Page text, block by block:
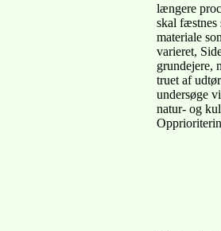
længere
skal fæstnes
materiale
varieret,
grundejere,
truet af
undersøge
natur- og